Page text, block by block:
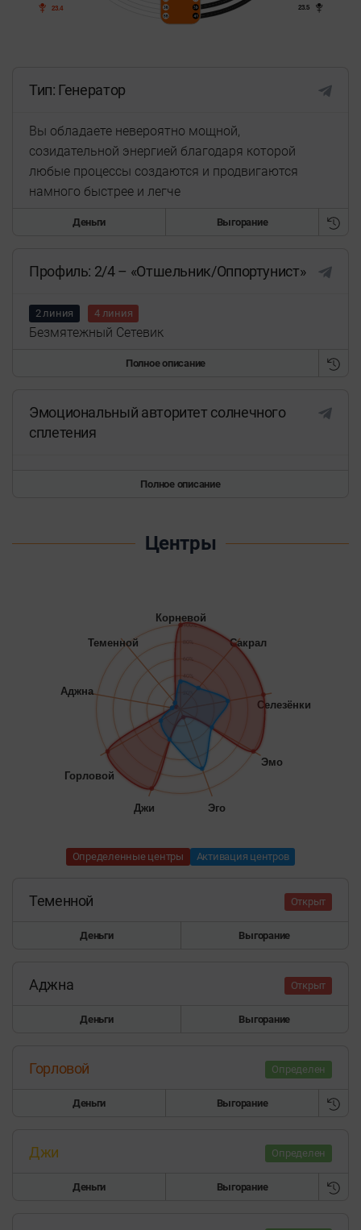
23.5
23.4
Тип: Генератор
Вы обладаете невероятно мощной,
созидательной энергией благодаря которой
любые процессы создаются и продвигаются
намного быстрее и легче
Деньги Выгорание
Профиль: 2/4 – «Отшельник/Оппортунист»
2 линия 4 линия
Безмятежный Сетевик
Полное описание
Эмоциональный авторитет солнечного
сплетения
Полное описание
Центры
100%
Корневой
Сакрал
Селезёнки
Эмо
Эго
Джи
Горловой
Аджна
Теменной
Определенные центры Активация центров
Открыт
Теменной
Деньги Выгорание
Открыт
Аджна
Деньги Выгорание
Определен
Горловой
Деньги Выгорание
Определен
Джи
Деньги Выгорание